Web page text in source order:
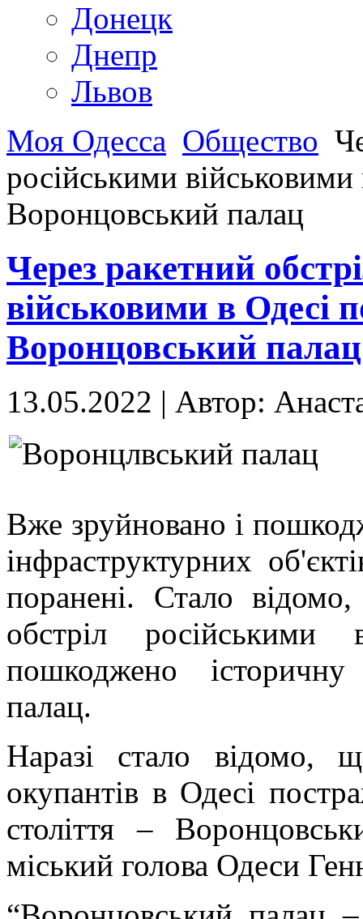
Донецк
Днепр
Львов
Моя Одесса Общество
російськими
Воронцовський палац
Через ракетний
військовими в Одесі
Воронцовський палац
13.05.2022 | Автор:
Вже зруйновано і
інфраструктурних
поранені. Стало
обстріл
пошкоджено
палац.
Наразі стало відомо,
окупантів в Одесі
століття –
міський голова Одеси